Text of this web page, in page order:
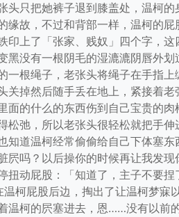
只把她裤子退到膝盖处，温柯
故，不过和背部一样，温柯的
上了「张家、贱奴」四个字，
没有一根阴毛的湿漉漉阴唇外
根绳子，老张头将绳子在手指上
掉然后随手丢在地上，紧接着
的什么的东西伤到自己宝贵的
弛，所以老张头很轻松就把手伸
道温柯经常偷偷给自己下体塞
吗？以后操你的时候再让我发
扭动屁股：「知道了，主子不要
柯屁股后边，掏出了让温柯梦寐
温柯的屄塞进去，恩……没有以前